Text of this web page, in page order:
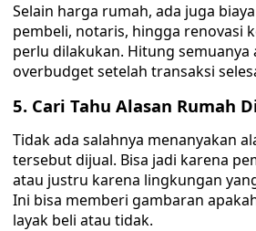
Selain harga rumah, ada juga
pembeli, notaris, hingga renovasi
perlu dilakukan. Hitung
overbudget setelah transaksi
5. Cari Tahu Alasan Rumah
Tidak ada salahnya menanyakan
tersebut dijual. Bisa jadi karena
atau justru karena lingkungan
Ini bisa memberi gambaran
layak beli atau tidak.